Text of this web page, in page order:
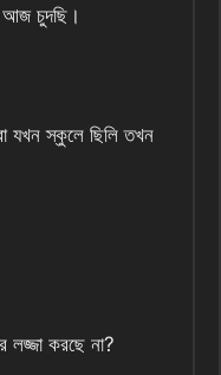
আজ চুদছি।
যখন স্কুলে ছিলি তখন
লজ্জা করছে না?